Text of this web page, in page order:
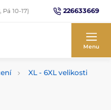
Pá 10-17) 226633669
Menu
XL - 6XL velikosti